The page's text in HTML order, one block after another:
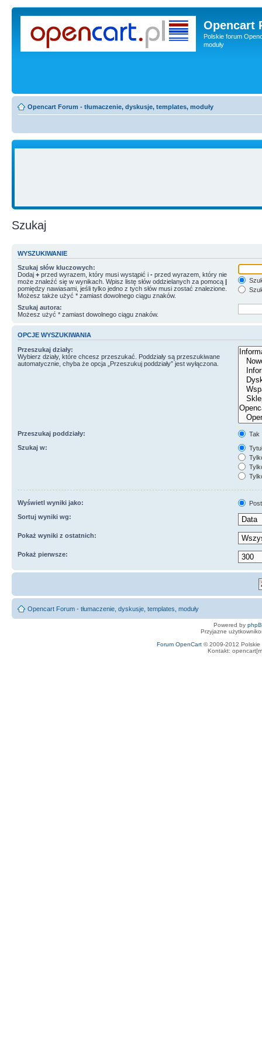
Opencart
Polskie forum
moduły
Opencart Forum - tłumaczenie, dyskusje, templates, moduły
Szukaj
WYSZUKIWANIE
Szukaj słów kluczowych:
Dodaj + przed wyrazem, który musi wystąpić i - przed wyrazem, który nie
może znaleźć się w wynikach. Wpisz listę słów oddzielanych za pomocą |
pomiędzy nawiasami, jeśli tylko jedno z tych słów musi zostać znalezione.
Możesz także użyć * zamiast dowolnego ciągu znaków.
Szukaj autora:
Możesz użyć * zamiast dowolnego ciągu znaków.
OPCJE WYSZUKIWANIA
Przeszukaj działy:
Wybierz działy, które chcesz przeszukać. Poddziały są przeszukiwane
automatycznie, chyba że opcja „Przeszukuj poddziały” jest wyłączona.
Przeszukaj poddziały:
Tak
Szukaj w:
Wyświetl wyniki jako:
Sortuj wyniki wg:
Pokaż wyniki z ostatnich:
Pokaż pierwsze:
Opencart Forum - tłumaczenie, dyskusje, templates, moduły
Powered by
Przyjazne
Forum OpenCart© 2009-2012 Polskie
Kontakt: